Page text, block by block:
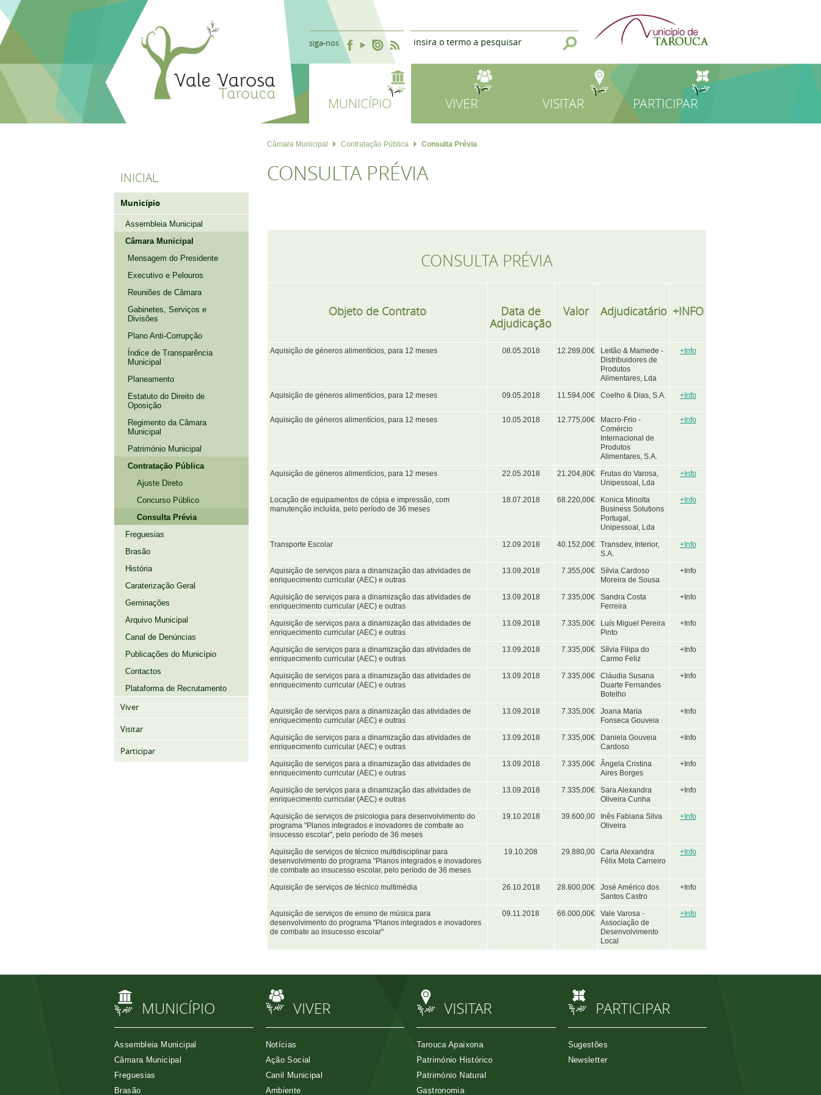
siga-nos
MUNICÍPIO VIVER VISITAR PARTICIPAR
INICIAL
Município
Assembleia Municipal
Câmara Municipal
Mensagem do Presidente
Executivo e Pelouros
Reuniões de Câmara
Gabinetes, Serviços e
Divisões
Plano Anti-Corrupção
Índice de Transparência
Municipal
Planeamento
Estatuto do Direito de
Oposição
Regimento da Câmara
Municipal
Património Municipal
Contratação Pública
Ajuste Direto
Concurso Público
Consulta Prévia
Freguesias
Brasão
História
Caraterização Geral
Geminações
Arquivo Municipal
Canal de Denúncias
Publicações do Município
Contactos
Plataforma de Recrutamento
Viver
Visitar
Participar
Câmara Municipal Contratação Pública Consulta Prévia
CONSULTA PRÉVIA
CONSULTA PRÉVIA
Objeto de Contrato
Data de
Adjudicação
Valor Adjudicatário +INFO
Aquisição de géneros alimentícios, para 12 meses 08.05.2018 12.289,00€
Leitão & Mamede -
Distribuidores de
Produtos
Alimentares, Lda
+Info
Aquisição de géneros alimentícios, para 12 meses 09.05.2018 11.594,00€ Coelho & Dias, S.A. +Info
Aquisição de géneros alimentícios, para 12 meses 10.05.2018 12.775,00€
Macro-Frio -
Comércio
Internacional de
Produtos
Alimentares, S.A.
+Info
Aquisição de géneros alimentícios, para 12 meses 22.05.2018 21.204,80€
Frutas do Varosa,
Unipessoal, Lda
+Info
Locação de equipamentos de cópia e impressão, com
manutenção incluída, pelo período de 36 meses
18.07.2018 68.220,00€
Konica Minolta
Business Solutions
Portugal,
Unipessoal, Lda
+Info
Transporte Escolar 12.09.2018 40.152,00€
Transdev, Interior,
S.A.
+Info
Aquisição de serviços para a dinamização das atividades de
enriquecimento curricular (AEC) e outras
13.09.2018 7.355,00€
Sílvia Cardoso
Moreira de Sousa
+Info
Aquisição de serviços para a dinamização das atividades de
enriquecimento curricular (AEC) e outras
13.09.2018 7.335,00€
Sandra Costa
Ferreira
+Info
Aquisição de serviços para a dinamização das atividades de
enriquecimento curricular (AEC) e outras
13.09.2018 7.335,00€
Luís Miguel Pereira
Pinto
+Info
Aquisição de serviços para a dinamização das atividades de
enriquecimento curricular (AEC) e outras
13.09.2018 7.335,00€
Sílvia Filipa do
Carmo Feliz
+Info
Aquisição de serviços para a dinamização das atividades de
enriquecimento curricular (AEC) e outras
13.09.2018 7.335,00€
Cláudia Susana
Duarte Fernandes
Botelho
+Info
Aquisição de serviços para a dinamização das atividades de
enriquecimento curricular (AEC) e outras
13.09.2018 7.335,00€
Joana Maria
Fonseca Gouveia
+Info
Aquisição de serviços para a dinamização das atividades de
enriquecimento curricular (AEC) e outras
13.09.2018 7.335,00€
Daniela Gouveia
Cardoso
+Info
Aquisição de serviços para a dinamização das atividades de
enriquecimento curricular (AEC) e outras
13.09.2018 7.335,00€
Ângela Cristina
Aires Borges
+Info
Aquisição de serviços para a dinamização das atividades de
enriquecimento curricular (AEC) e outras
13.09.2018 7.335,00€
Sara Alexandra
Oliveira Cunha
+Info
Aquisição de serviços de psicologia para desenvolvimento do
programa "Planos integrados e inovadores de combate ao
insucesso escolar", pelo período de 36 meses
19.10.2018 39.600,00
Inês Fabiana Silva
Oliveira
+Info
Aquisição de serviços de técnico multidisciplinar para
desenvolvimento do programa "Planos integrados e inovadores
de combate ao insucesso escolar, pelo período de 36 meses
19.10.208 29.880,00
Carla Alexandra
Félix Mota Carneiro
+Info
Aquisição de serviços de técnico multimédia 26.10.2018 28.800,00€
José Américo dos
Santos Castro
+Info
Aquisição de serviços de ensino de música para
desenvolvimento do programa "Planos integrados e inovadores
de combate ao insucesso escolar"
09.11.2018 66.000,00€
Vale Varosa -
Associação de
Desenvolvimento
Local
+Info
MUNICÍPIO
Assembleia Municipal
Câmara Municipal
Freguesias
Brasão
VIVER
Notícias
Ação Social
Canil Municipal
Ambiente
VISITAR
Tarouca Apaixona
Património Histórico
Património Natural
Gastronomia
PARTICIPAR
Sugestões
Newsletter